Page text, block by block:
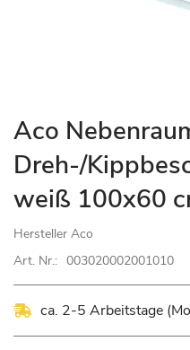
Zum
Anfang
der
springen
Aco
Dreh-/
weiß 100x60
Hersteller Aco
Art. Nr.: 003020002001010
ca. 2-5 Arbeitstage